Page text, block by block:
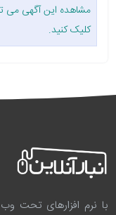
مشاهده این آگهی می
کلیک کنید.
با نرم افزارهای تحت وب